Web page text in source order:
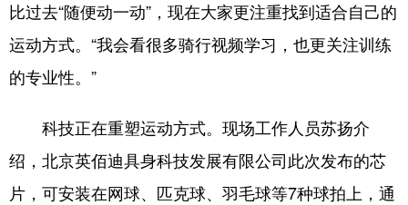
比过去“随便动一动”，现在大家更注重找到适合自己的
运动方式。“我会看很多骑行视频学习，也更关注训练
的专业性。”
科技正在重塑运动方式。现场工作人员苏扬介
绍，北京英佰迪具身科技发展有限公司此次发布的芯
片，可安装在网球、匹克球、羽毛球等7种球拍上，通